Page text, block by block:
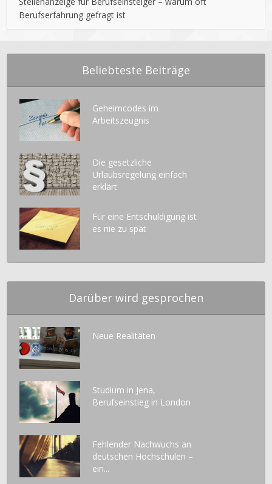
Berufserfahrung gefragt ist
Beliebteste Beiträge
Geheimcodes im
Arbeitszeugnis
Die gesetzliche
Urlaubsregelung einfach
erklärt
Für eine Entschuldigung ist
es nie zu spät
Darüber wird gesprochen
Neue Realitäten
Studium in Jena,
Berufseinstieg in London
Fehlender Nachwuchs an
deutschen Hochschulen –
ein...